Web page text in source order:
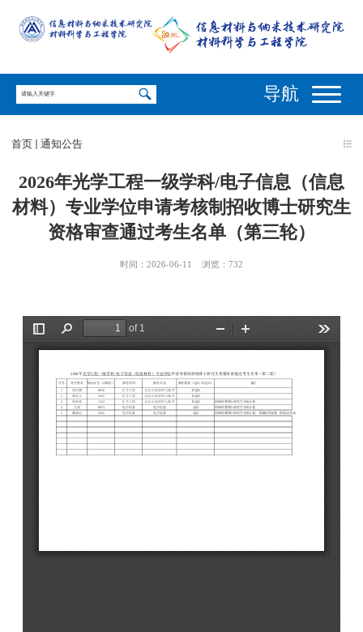
导航
首页 通知公告
2026年光学工程一级学科/电子信息（信息
材料）专业学位申请考核制招收博士研究生
资格审查通过考生名单（第三轮）
时间：2026-06-11 浏览： 732